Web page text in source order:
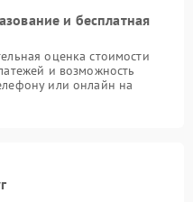
и бесплатная
оценка стоимости
и возможность
или онлайн на